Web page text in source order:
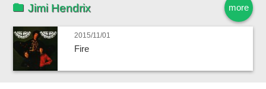
more
Jimi Hendrix
2015/11/01
Fire